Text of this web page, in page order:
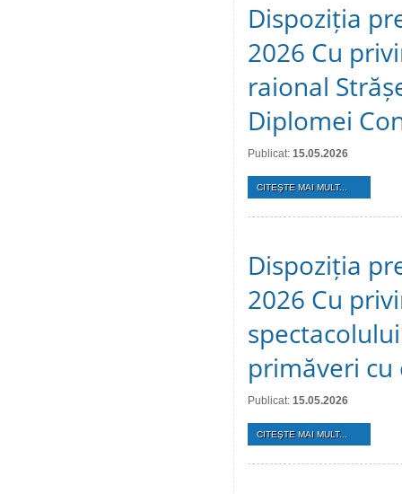
Dispoziția
2026 Cu
raional
Diplomei
Publicat: 15.05.2026
CITEŞTE MAI MULT...
Dispoziția
2026 Cu
spectacolului
primăveri cu
Publicat: 15.05.2026
CITEŞTE MAI MULT...